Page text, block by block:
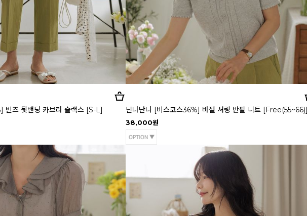
빈즈 뒷밴딩 카브라 슬랙스 [S-L] 닌나난나 [비스코스36%] 바젤 셔링 반팔 니트 [Free(55~66)]
38,000원